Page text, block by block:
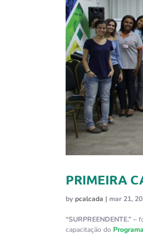
PRIMEIRA
by pcalcada | mar 21,
“SURPREENDENTE.” –
capacitação do